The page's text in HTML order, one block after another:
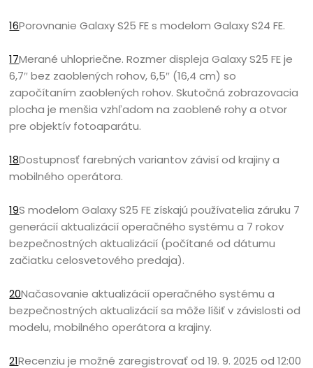
16Porovnanie Galaxy S25 FE s modelom Galaxy S24 FE.
17Merané uhlopriečne. Rozmer displeja Galaxy S25 FE je
6,7″ bez zaoblených rohov, 6,5″ (16,4 cm) so
započítaním zaoblených rohov. Skutočná zobrazovacia
plocha je menšia vzhľadom na zaoblené rohy a otvor
pre objektív fotoaparátu.
18Dostupnosť farebných variantov závisí od krajiny a
mobilného operátora.
19S modelom Galaxy S25 FE získajú používatelia záruku 7
generácií aktualizácií operačného systému a 7 rokov
bezpečnostných aktualizácií (počítané od dátumu
začiatku celosvetového predaja).
20Načasovanie aktualizácií operačného systému a
bezpečnostných aktualizácií sa môže líšiť v závislosti od
modelu, mobilného operátora a krajiny.
21Recenziu je možné zaregistrovať od 19. 9. 2025 od 12:00